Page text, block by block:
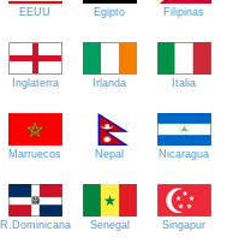
EEUU Egipto Filipinas
Inglaterra Irlanda Italia
Marruecos Nepal Nicaragua
R.Dominicana Senegal Singapur